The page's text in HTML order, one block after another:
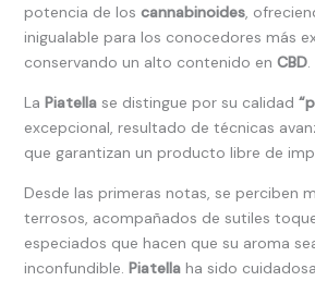
potencia de los cannabinoides,
inigualable para los conocedores más
conservando un alto contenido en CBD.
La Piatellase distingue por su calidad
excepcional, resultado de técnicas
que garantizan un producto libre de
Desde las primeras notas, se perciben
terrosos, acompañados de sutiles
especiados que hacen que su aroma
inconfundible. Piatellaha sido